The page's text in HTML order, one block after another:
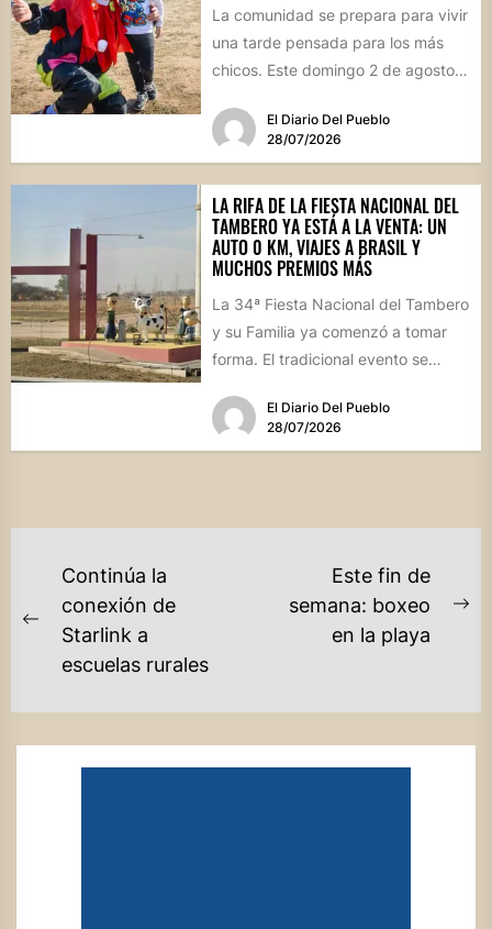
La comunidad se prepara para vivir
una tarde pensada para los más
chicos. Este domingo 2 de agosto,
El Diario Del Pueblo
28/07/2026
LA RIFA DE LA FIESTA NACIONAL DEL
TAMBERO YA ESTÁ A LA VENTA: UN
AUTO 0 KM, VIAJES A BRASIL Y
MUCHOS PREMIOS MÁS
La 34ª Fiesta Nacional del Tambero
y su Familia ya comenzó a tomar
forma. El tradicional evento se
El Diario Del Pueblo
28/07/2026
NAVEGACIÓN
DE
ENTRADAS
Previous
post:
Continúa la
conexión de
Starlink a
escuelas rurales
Este fin de
semana: boxeo
en la playa